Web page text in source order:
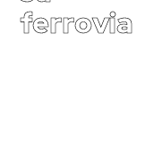
ferrovia